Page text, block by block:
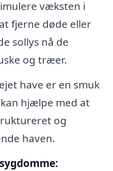
væksten i
fjerne døde eller
sollys nå de
og træer.
have er en smuk
hjælpe med at
og
haven.